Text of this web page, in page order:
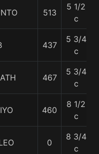
513
5 1/2
c
437
5 3/4
c
467
5 3/4
c
460
8 1/2
c
0
8 3/4
c